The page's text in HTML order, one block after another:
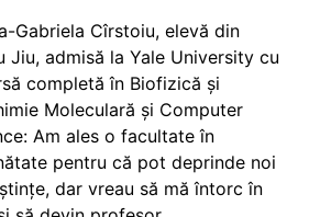
Gabriela Cîrstoiu, elevă din
Jiu, admisă la Yale University cu
completă în Biofizică și
Moleculară și Computer
Am ales o facultate în
pentru că pot deprinde noi
dar vreau să mă întorc în